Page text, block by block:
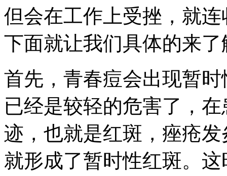
但会在工作上受挫，就
下面就让我们具体的来
首先，青春痘会出现暂
已经是较轻的危害了，
迹，也就是红斑，痤疮
就形成了暂时性红斑。